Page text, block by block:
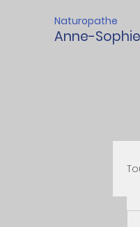
Naturopathe
Anne-Sophie